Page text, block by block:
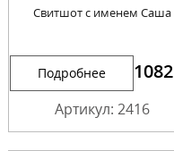
Свитшот с именем Саша
Подробнее 1082
Артикул: 2416